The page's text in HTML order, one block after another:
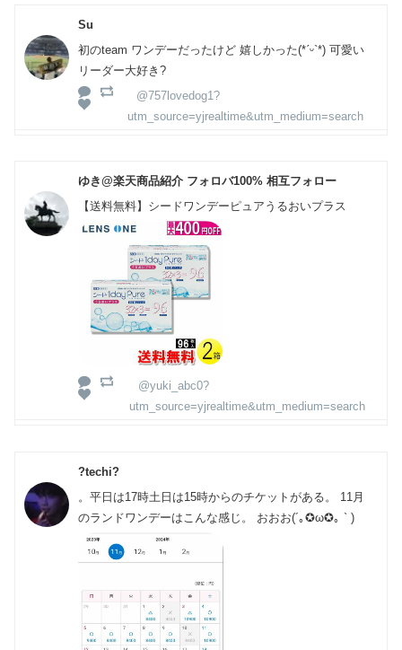
Su
初のteam ワンデーだったけど 嬉しかった(*ˊᵕˋ*) 可愛い
リーダー大好き?
@757lovedog1?
utm_source=yjrealtime&utm_medium=search
ゆき@楽天商品紹介 フォロバ100% 相互フォロー
【送料無料】シードワンデーピュアうるおいプラス
@yuki_abc0?
utm_source=yjrealtime&utm_medium=search
?techi?
。平日は17時土日は15時からのチケットがある。 11月
のランドワンデーはこんな感じ。 おおお(´｡✪ω✪｡ ` )